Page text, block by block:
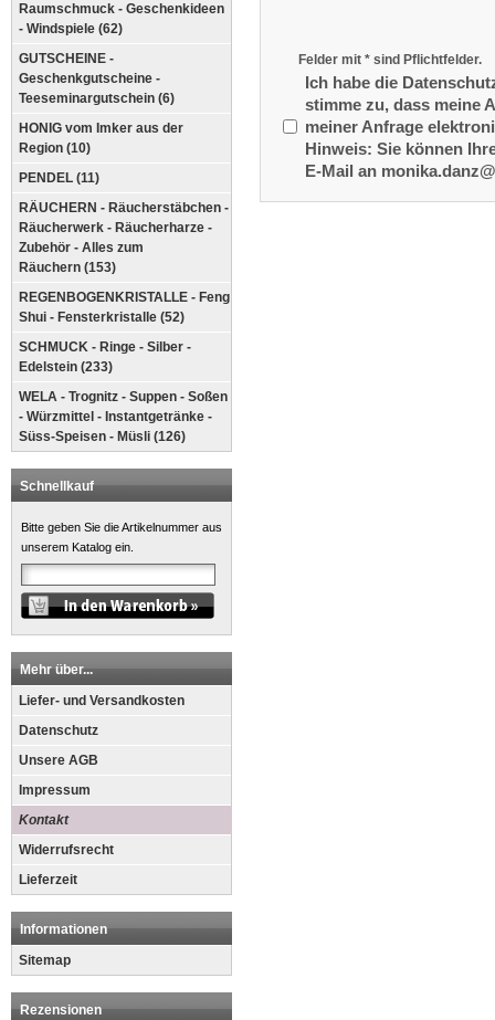
Raumschmuck - Geschenkideen
- Windspiele (62)
GUTSCHEINE -
Geschenkgutscheine -
Teeseminargutschein (6)
HONIG vom Imker aus der
Region (10)
PENDEL (11)
RÄUCHERN - Räucherstäbchen -
Räucherwerk - Räucherharze -
Zubehör - Alles zum
Räuchern (153)
REGENBOGENKRISTALLE - Feng
Shui - Fensterkristalle (52)
SCHMUCK - Ringe - Silber -
Edelstein (233)
WELA - Trognitz - Suppen - Soßen
- Würzmittel - Instantgetränke -
Süss-Speisen - Müsli (126)
Schnellkauf
Bitte geben Sie die Artikelnummer aus
unserem Katalog ein.
Mehr über...
Liefer- und Versandkosten
Datenschutz
Unsere AGB
Impressum
Kontakt
Widerrufsrecht
Lieferzeit
Informationen
Sitemap
Rezensionen
Felder mit * sind Pflichtfelder.
Ich habe die
stimme zu, dass meine
meiner Anfrage
Hinweis: Sie können
E-Mail an